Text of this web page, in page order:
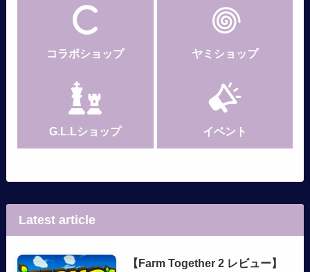
コラボショップ ヤミショップ
G.L.Lショップ イベント
Latest article
【Farm Together 2 レビュー】